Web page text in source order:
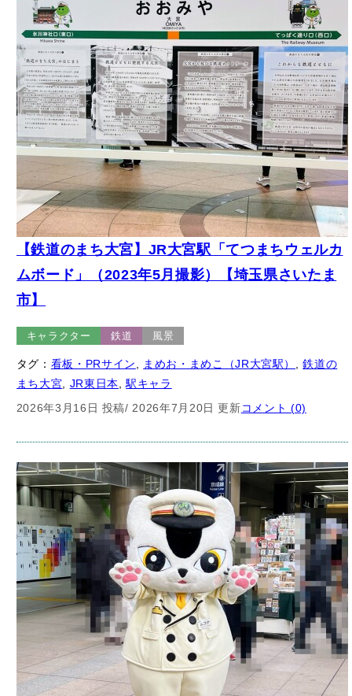
【鉄道のまち大宮】JR大宮駅「てつまちウェルカ
ムボード」（2023年5月撮影）【埼玉県さいたま
市】
タグ：看板・PRサイン, まめお・まめこ（JR大宮駅）
まち大宮, JR東日本, 駅キャラ
2026年3月16日 投稿/ 2026年7月20日 更新